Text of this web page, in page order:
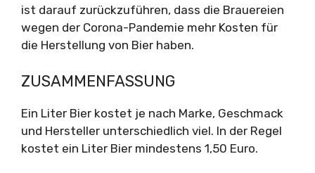
ist darauf zurückzuführen, dass die Brauereien
wegen der Corona-Pandemie mehr Kosten für
die Herstellung von Bier haben.
ZUSAMMENFASSUNG
Ein Liter Bier kostet je nach Marke, Geschmack
und Hersteller unterschiedlich viel. In der Regel
kostet ein Liter Bier mindestens 1,50 Euro.